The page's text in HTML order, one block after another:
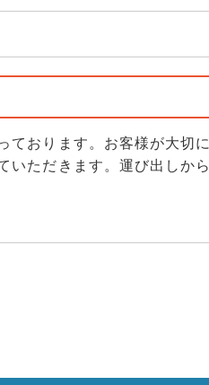
ております。お客様が大切に
いただきます。運び出しから